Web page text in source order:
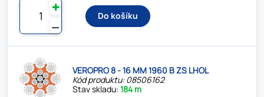
⚊
✚
Do košíku
VEROPRO 8 - 16 MM 1960 B ZS LHOL
Kód produktu: 08506162
Stav skladu:184 m